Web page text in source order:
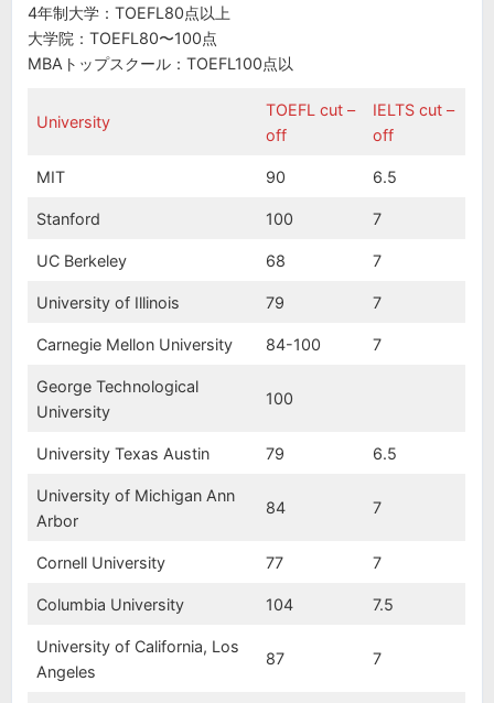
4年制大学：TOEFL80点以上
大学院：TOEFL80〜100点
MBAトップスクール：TOEFL100点以
University
TOEFL cut –
off
IELTS cut –
off
MIT 90 6.5
Stanford 100 7
UC Berkeley 68 7
University of Illinois 79 7
Carnegie Mellon University 84-100 7
George Technological
University
100
University Texas Austin 79 6.5
University of Michigan Ann
Arbor
84 7
Cornell University 77 7
Columbia University 104 7.5
University of California, Los
Angeles
87 7